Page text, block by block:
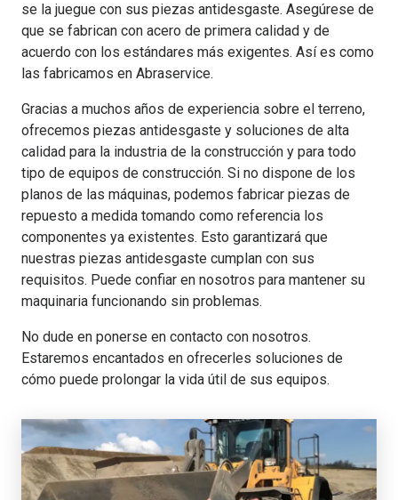
se la juegue con sus piezas antidesgaste. Asegúrese de
que se fabrican con acero de primera calidad y de
acuerdo con los estándares más exigentes. Así es como
las fabricamos en Abraservice.
Gracias a muchos años de experiencia sobre el terreno,
ofrecemos piezas antidesgaste y soluciones de alta
calidad para la industria de la construcción y para todo
tipo de equipos de construcción. Si no dispone de los
planos de las máquinas, podemos fabricar piezas de
repuesto a medida tomando como referencia los
componentes ya existentes. Esto garantizará que
nuestras piezas antidesgaste cumplan con sus
requisitos. Puede confiar en nosotros para mantener su
maquinaria funcionando sin problemas.
No dude en ponerse en contacto con nosotros.
Estaremos encantados en ofrecerles soluciones de
cómo puede prolongar la vida útil de sus equipos.